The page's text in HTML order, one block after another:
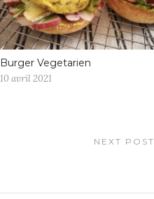
Burger Vegetarien
10 avril 2021
NEXT POST